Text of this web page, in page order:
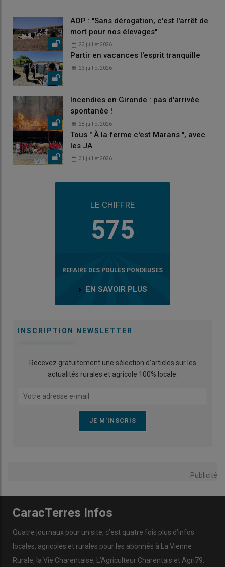
AOP : "Sans dérogation, c'est l'arrêt de
mort pour nos élevages"
23 juillet 2026
Partir en vacances l'esprit tranquille
23 juillet 2026
Incendies en Gironde : pas d'arrivée
spontanée !
28 juillet 2026
Tous " À la ferme c'est Marans ", avec
les JA
31 juillet 2026
LE CHIFFRE
575
REFAIRE DES POULES PONDEUSES
EN SAVOIR PLUS
INSCRIPTION NEWSLETTER
Recevez gratuitement une sélection d’articles sur les
actualités rurales et agricole 100% locale.
Publicité
CaracTerres Infos
Quatre journaux pour un site, c’est quatre fois plus d’infos
locales, agricoles et rurales pour les abonnés à La Vienne
Rurale, la Vie Charentaise, L’Agriculteur Charentais et Agri79.